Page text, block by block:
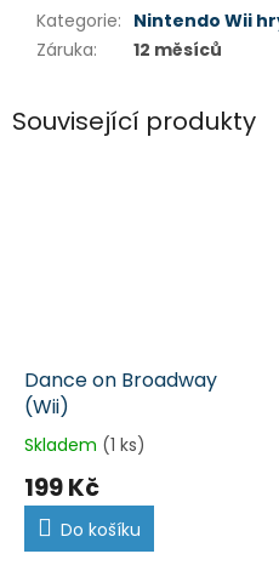
Kategorie: Nintendo Wii
Záruka: 12 měsíců
Související produkty
Dance on Broadway
(Wii)
Skladem (1 ks)
199 Kč
Do košíku